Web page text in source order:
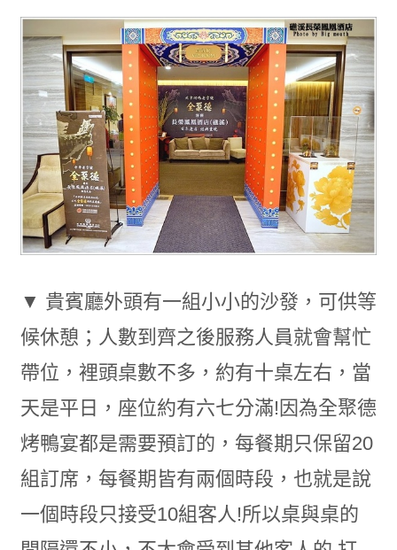
▼ 貴賓廳外頭有一組小小的沙發，可供等
候休憩；人數到齊之後服務人員就會幫忙
帶位，裡頭桌數不多，約有十桌左右，當
天是平日，座位約有六七分滿!因為全聚德
烤鴨宴都是需要預訂的，每餐期只保留20
組訂席，每餐期皆有兩個時段，也就是說
一個時段只接受10組客人!所以桌與桌的